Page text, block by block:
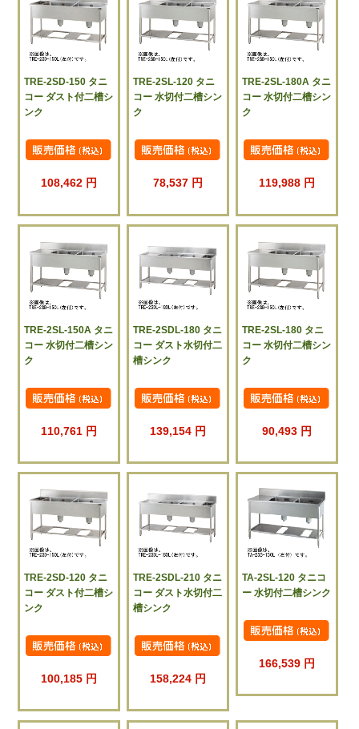
TRE-2SD-150 タニ
コー ダスト付二槽シ
ンク
108,462 円
TRE-2SL-120 タニ
コー 水切付二槽シン
ク
78,537 円
TRE-2SL-180A タニ
コー 水切付二槽シン
ク
119,988 円
TRE-2SL-150A タニ
コー 水切付二槽シン
ク
110,761 円
TRE-2SDL-180 タニ
コー ダスト水切付二
槽シンク
139,154 円
TRE-2SL-180 タニ
コー 水切付二槽シン
ク
90,493 円
TRE-2SD-120 タニ
コー ダスト付二槽シ
ンク
100,185 円
TRE-2SDL-210 タニ
コー ダスト水切付二
槽シンク
158,224 円
TA-2SL-120 タニコ
ー 水切付二槽シンク
166,539 円